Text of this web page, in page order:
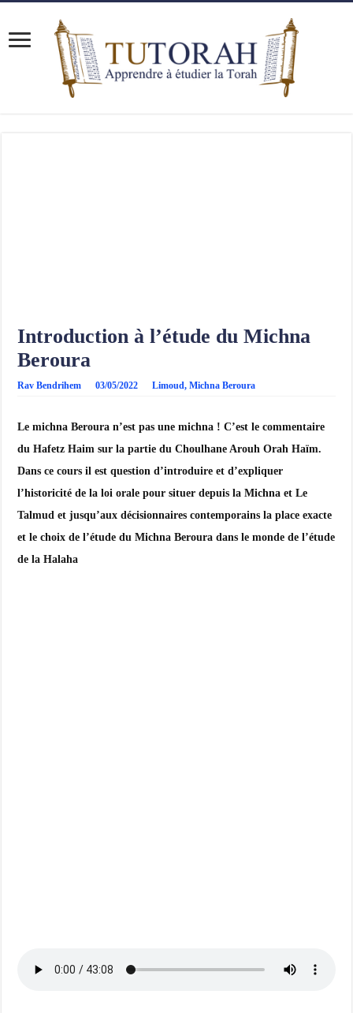
Introduction à l’étude du Michna
Beroura
Rav Bendrihem 03/05/2022 Limoud,Michna Beroura
Le michna Beroura n’est pas une michna ! C’est le commentaire
du Hafetz Haim sur la partie du Choulhane Arouh Orah Haïm.
Dans ce cours il est question d’introduire et d’expliquer
l’historicité de la loi orale pour situer depuis la Michna et Le
Talmud et jusqu’aux décisionnaires contemporains la place exacte
et le choix de l’étude du Michna Beroura dans le monde de l’étude
de la Halaha